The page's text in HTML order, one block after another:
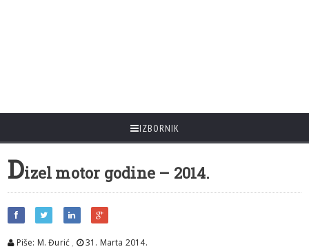
IZBORNIK
Dizel motor godine – 2014.
Piše: M. Đurić , 31. Marta 2014.